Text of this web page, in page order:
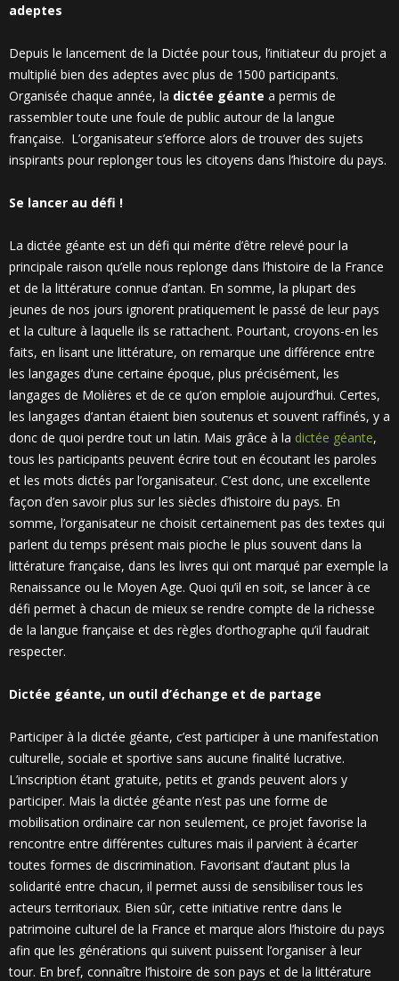
adeptes
Depuis le lancement de la Dictée pour tous, l’initiateur du projet a
multiplié bien des adeptes avec plus de 1500 participants.
Organisée chaque année, la dictée géante a permis de
rassembler toute une foule de public autour de la langue
française. L’organisateur s’efforce alors de trouver des sujets
inspirants pour replonger tous les citoyens dans l’histoire du pays.
Se lancer au défi !
La dictée géante est un défi qui mérite d’être relevé pour la
principale raison qu’elle nous replonge dans l’histoire de la France
et de la littérature connue d’antan. En somme, la plupart des
jeunes de nos jours ignorent pratiquement le passé de leur pays
et la culture à laquelle ils se rattachent. Pourtant, croyons-en les
faits, en lisant une littérature, on remarque une différence entre
les langages d’une certaine époque, plus précisément, les
langages de Molières et de ce qu’on emploie aujourd’hui. Certes,
les langages d’antan étaient bien soutenus et souvent raffinés, y a
donc de quoi perdre tout un latin. Mais grâce à la dictée géante,
tous les participants peuvent écrire tout en écoutant les paroles
et les mots dictés par l’organisateur. C’est donc, une excellente
façon d’en savoir plus sur les siècles d’histoire du pays. En
somme, l’organisateur ne choisit certainement pas des textes qui
parlent du temps présent mais pioche le plus souvent dans la
littérature française, dans les livres qui ont marqué par exemple la
Renaissance ou le Moyen Age. Quoi qu’il en soit, se lancer à ce
défi permet à chacun de mieux se rendre compte de la richesse
de la langue française et des règles d’orthographe qu’il faudrait
respecter.
Dictée géante, un outil d’échange et de partage
Participer à la dictée géante, c’est participer à une manifestation
culturelle, sociale et sportive sans aucune finalité lucrative.
L’inscription étant gratuite, petits et grands peuvent alors y
participer. Mais la dictée géante n’est pas une forme de
mobilisation ordinaire car non seulement, ce projet favorise la
rencontre entre différentes cultures mais il parvient à écarter
toutes formes de discrimination. Favorisant d’autant plus la
solidarité entre chacun, il permet aussi de sensibiliser tous les
acteurs territoriaux. Bien sûr, cette initiative rentre dans le
patrimoine culturel de la France et marque alors l’histoire du pays
afin que les générations qui suivent puissent l’organiser à leur
tour. En bref, connaître l’histoire de son pays et de la littérature